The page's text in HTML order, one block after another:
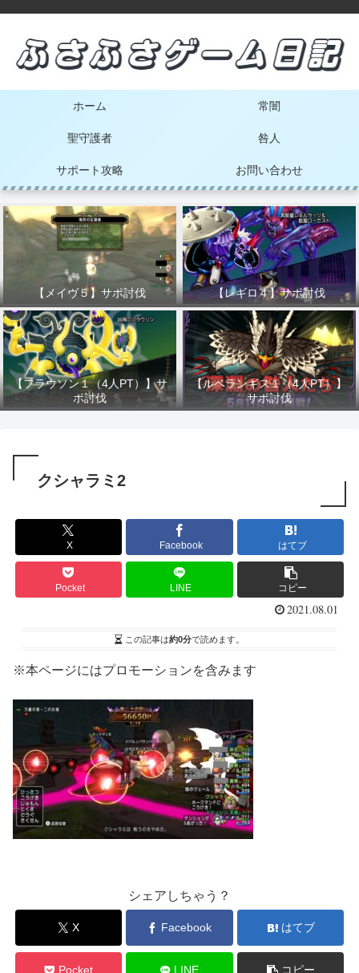
ホーム 常闇
聖守護者 咎人
サポート攻略 お問い合わせ
【メイヴ５】サポ討伐 【レギロ４】サポ討伐
【フラウソン１（4人PT）】サ
ポ討伐
【ルベランギス１（4人PT）】
サポ討伐
クシャラミ2
X Facebook はてブ
Pocket LINE コピー
2021.08.01
この記事は約0分で読めます。
※本ページにはプロモーションを含みます
シェアしちゃう？
X Facebook はてブ
Pocket LINE コピー